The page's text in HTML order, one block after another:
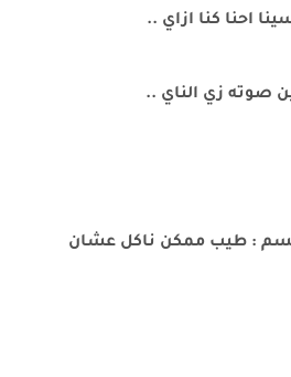
احنا كنا ازاي ..
صوته زي الناي ..
: طيب ممكن ناكل عشان